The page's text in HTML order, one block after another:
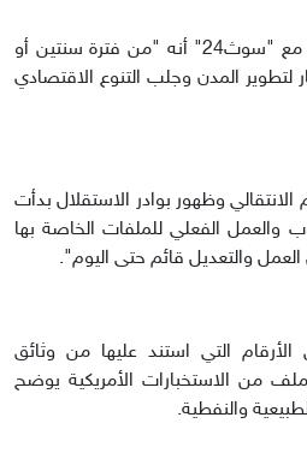
يقول الشاب أنس في حديث مع "سوث24" أنه "من فترة سنتين أو
لتطوير المدن وجلب التنوع الاقتصادي
وظهور بوادر الاستقلال بدأت
والعمل الفعلي للملفات الخاصة بها
التي استند عليها من وثائق
من الاستخبارات الأمريكية يوضح
والنفطية.